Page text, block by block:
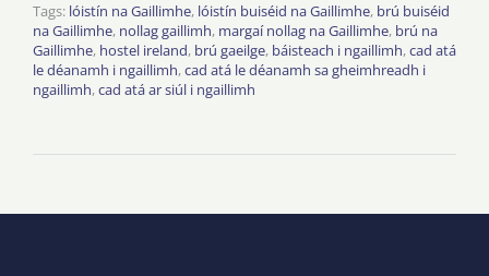
Tags: lóistín na Gaillimhe, lóistín buiséid na Gaillimhe, brú buiséid
na Gaillimhe, nollag gaillimh, margaí nollag na Gaillimhe, brú na
Gaillimhe, hostel ireland, brú gaeilge, báisteach i ngaillimh,cad atá
le déanamh i ngaillimh,cad atá le déanamh sa gheimhreadh i
ngaillimh,cad atá ar siúl i ngaillimh